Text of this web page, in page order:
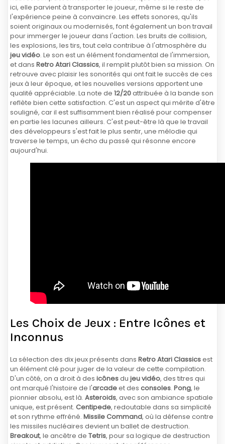
ici, elle parvient à transporter le joueur, même si le reste de
l'expérience peine à convaincre. Les effets sonores, qu'ils
soient originaux ou modernisés, font également un bon travail
pour immerger le joueur dans l'action. Les bruits de collision,
les explosions, les tirs, tout cela contribue à l'atmosphère du
jeu vidéo. Le son est un élément fondamental de l'immersion,
et dans Retro Atari Classics, il remplit plutôt bien sa mission. On
retrouve avec plaisir les sonorités qui ont fait le succès de ces
jeux à leur époque, et les nouvelles versions apportent une
qualité appréciable. La note de 12/20attribuée à la bande son
reflète bien cette satisfaction. C'est un aspect qui mérite d'être
souligné, car il est suffisamment bien réalisé pour compenser
en partie les lacunes ailleurs. C'est peut-être là que le travail
des développeurs s'est fait le plus sentir, une mélodie qui
traverse le temps, un écho du passé qui résonne encore
aujourd'hui.
Les Choix de Jeux : Entre Icônes et
Inconnus
La sélection des dix jeux présents dans Retro Atari Classicsest
un élément clé pour juger de la valeur de cette compilation.
D'un côté, on a droit à des icônesdu jeu vidéo, des titres qui
ont marqué l'histoire de l'arcadeet des consoles. Pong, le
pionnier absolu, est là. Asteroids, avec son ambiance spatiale
unique, est présent. Centipede, redoutable dans sa simplicité
et son rythme effréné. Missile Command, où la défense contre
les missiles nucléaires devient un ballet de destruction.
Breakout, le ancêtre de Tetris, pour sa logique de destruction